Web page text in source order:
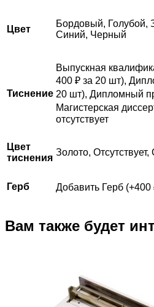
Цвет
Бордовый, Голубой,
Синий, Черный
Тиснение
Выпускная
400 ₽ за 20 шт),
20 шт), Дипломный
Магистерская
отсутствует
Цвет
тиснения
Золото,
Герб Добавить Герб (+400
Вам также будет